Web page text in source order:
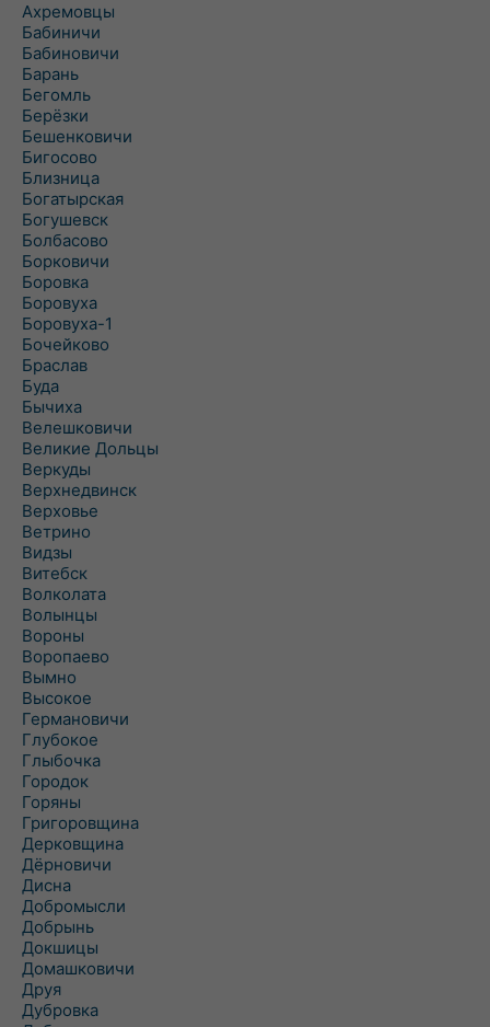
Ахремовцы
Бабиничи
Бабиновичи
Барань
Бегомль
Берёзки
Бешенковичи
Бигосово
Близница
Богатырская
Богушевск
Болбасово
Борковичи
Боровка
Боровуха
Боровуха-1
Бочейково
Браслав
Буда
Бычиха
Велешковичи
Великие Дольцы
Веркуды
Верхнедвинск
Верховье
Ветрино
Видзы
Витебск
Волколата
Волынцы
Вороны
Воропаево
Вымно
Высокое
Германовичи
Глубокое
Глыбочка
Городок
Горяны
Григоровщина
Дерковщина
Дёрновичи
Дисна
Добромысли
Добрынь
Докшицы
Домашковичи
Друя
Дубровка